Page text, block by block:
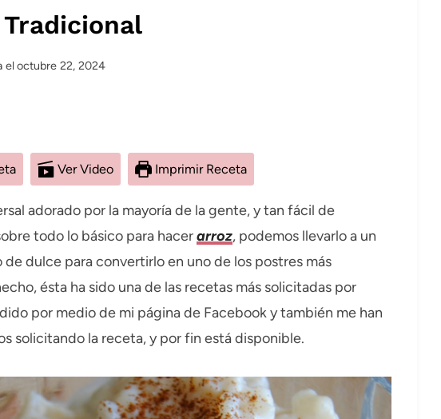
eloctubre 22, 2024
Ver Video Imprimir Receta
adorado por la mayoría de la gente, y tan fácil de
todo lo básico para hacerarroz, podemos llevarlo a un
dulce para convertirlo en uno de los postres más
ésta ha sido una de las recetas más solicitadas por
por medio de mi página de Facebook y también me han
solicitando la receta, y por fin está disponible.